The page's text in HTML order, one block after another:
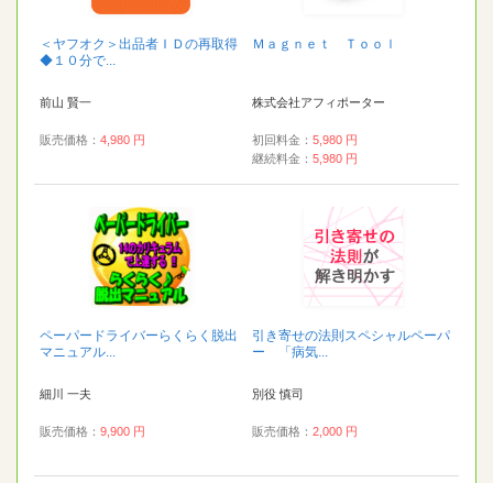
＜ヤフオク＞出品者ＩＤの再取得
◆１０分で...
前山 賢一
販売価格： 4,980 円
Ｍａｇｎｅｔ Ｔｏｏｌ
株式会社アフィポーター
初回料金： 5,980 円
継続料金： 5,980 円
ペーパードライバーらくらく脱出
マニュアル...
細川 一夫
販売価格： 9,900 円
引き寄せの法則スペシャルペーパ
ー 「病気...
別役 慎司
販売価格： 2,000 円